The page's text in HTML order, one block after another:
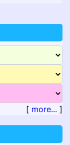
[ more... ]